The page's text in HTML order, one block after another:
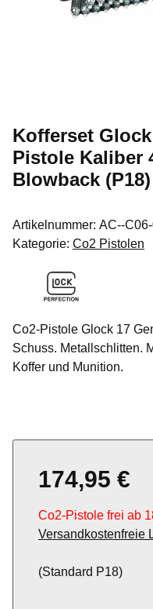
Kofferset
Pistole Kaliber
Blowback (P18)
Artikelnummer: AC--
Kategorie: Co2 Pistolen
Co2-Pistole Glock 17
Schuss. Metallschlitten.
Koffer und Munition.
174,95 €
Co2-Pistole frei ab
Versandkostenfreie
(Standard P18)